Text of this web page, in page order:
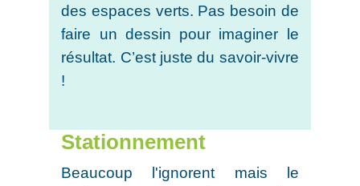
des espaces verts. Pas besoin de
faire un dessin pour imaginer le
résultat. C’est juste du savoir-vivre
!
Stationnement
Beaucoup l'ignorent mais le